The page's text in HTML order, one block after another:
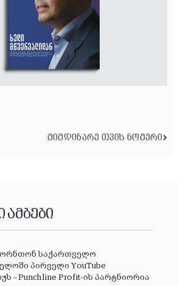
ᲛᲘᲛᲓᲘᲜᲐᲠᲔ ᲗᲕᲘᲡ ᲜᲝᲛᲔᲠᲘ
ამბები
საქართველო
პირველი YouTube
– Punchline Profit-ის პარტნიორია